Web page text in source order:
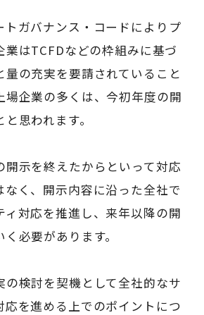
トガバナンス・コードによりプ
業はTCFDなどの枠組みに基づ
量の充実を要請されていること
場企業の多くは、今初年度の開
思われます。
開示を終えたからといって対応
なく、開示内容に沿った全社で
ィ対応を推進し、来年以降の開
必要があります。
の検討を契機として全社的なサ
応を進める上でのポイントにつ